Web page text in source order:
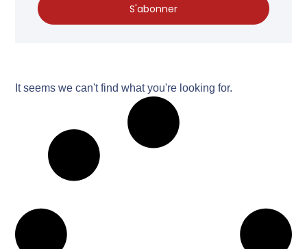
S'abonner
It seems we can't find what you're looking for.